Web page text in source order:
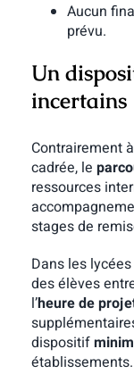
Aucun
prévu.
Un
incertains
Contrairement
cadrée, le
ressources
stages de
Dans les
des élèves
l’heure de
dispositif
établissements.